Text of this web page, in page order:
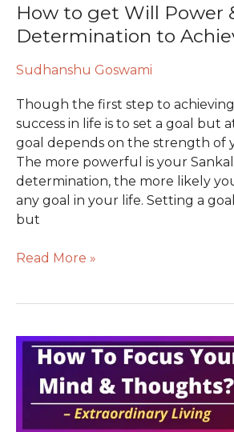
How to get Will Power
Determination to
Sudhanshu Goswami
Though the first step to
success in life is to set a goal but
goal depends on the strength of
The more powerful is your
determination, the more likely
any goal in your life. Setting a
but
Read More »
How
Focus
your